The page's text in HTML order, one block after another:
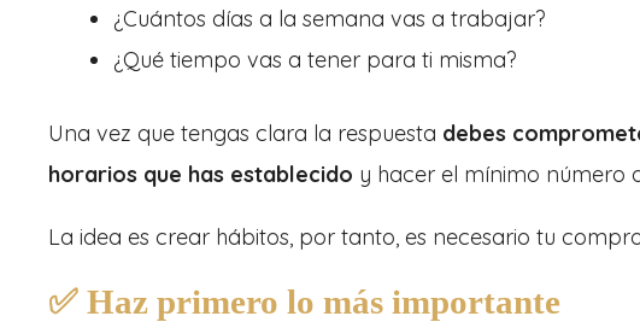
¿Cuántos días a la semana vas a trabajar?
¿Qué tiempo vas a tener para ti misma?
Una vez que tengas clara la respuesta debes
horarios que has establecido y hacer el mínimo número
La idea es crear hábitos, por tanto, es necesario tu
✅ Haz primero lo más importante